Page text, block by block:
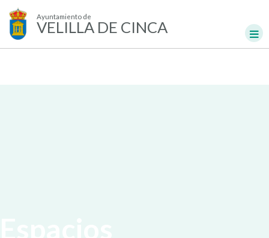
Ayuntamiento de
VELILLA DE CINCA